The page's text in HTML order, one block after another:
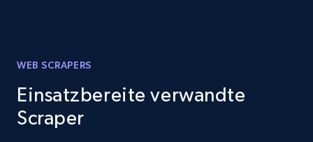
WEB SCRAPERS
Einsatzbereite verwandte
Scraper